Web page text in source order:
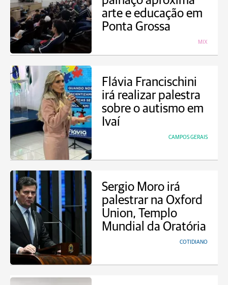
arte e educação em
Ponta Grossa
MIX
Flávia Francischini
irá realizar palestra
sobre o autismo em
Ivaí
CAMPOS GERAIS
Sergio Moro irá
palestrar na Oxford
Union, Templo
Mundial da Oratória
COTIDIANO